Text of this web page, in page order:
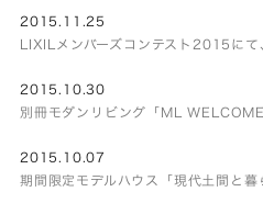
2015.11.25
LIXILメンバーズコンテスト2015にて
2015.10.30
別冊モダンリビング「ML
2015.10.07
期間限定モデルハウス「現代土間と